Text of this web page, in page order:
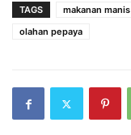
TAGS makanan manis
olahan pepaya